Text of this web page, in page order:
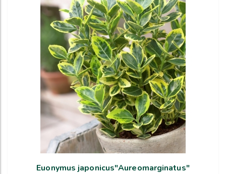
Euonymus japonicus"Aureomarginatus"